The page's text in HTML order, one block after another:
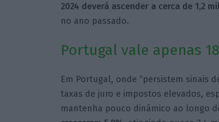
2024 deverá ascender a cerca de 1,2
no ano passado.
Portugal vale apenas
Em Portugal, onde “persistem sinais
taxas de juro e impostos elevados,
mantenha pouco dinâmico ao longo